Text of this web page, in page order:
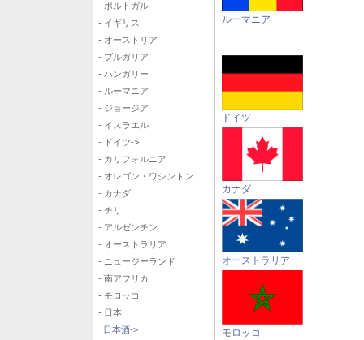
- ポルトガル
- イギリス
- オーストリア
- ブルガリア
- ハンガリー
- ルーマニア
- ジョージア
- イスラエル
- ドイツ->
- カリフォルニア
- オレゴン・ワシントン
- カナダ
- チリ
- アルゼンチン
- オーストラリア
- ニュージーランド
- 南アフリカ
- モロッコ
- 日本
日本酒->
ルーマニア
ドイツ
カナダ
オーストラリア
モロッコ